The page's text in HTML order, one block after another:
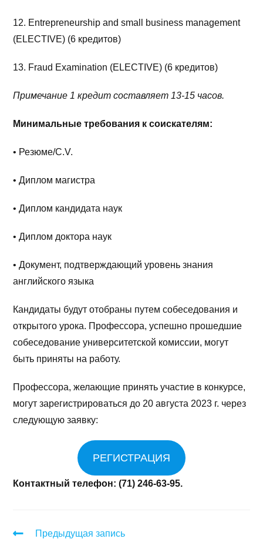
12. Entrepreneurship and small business management
(ELECTIVE) (6 кредитов)
13. Fraud Examination (ELECTIVE) (6 кредитов)
Примечание 1 кредит составляет 13-15 часов.
Минимальные требования к соискателям:
• Резюме/C.V.
• Диплом магистра
• Диплом кандидата наук
• Диплом доктора наук
• Документ, подтверждающий уровень знания
английского языка
Кандидаты будут отобраны путем собеседования и
открытого урока. Профессора, успешно прошедшие
собеседование университетской комиссии, могут
быть приняты на работу.
Профессора, желающие принять участие в конкурсе,
могут зарегистрироваться до 20 августа 2023 г. через
следующую заявку:
РЕГИСТРАЦИЯ
Контактный телефон: (71) 246-63-95.
Предыдущая запись